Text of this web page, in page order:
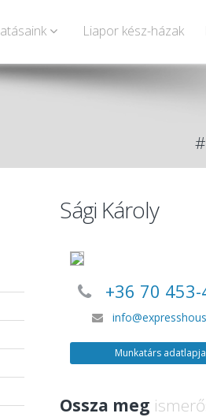
Liapor kész-házak
Sági Károly
+36 70
Munkatárs adatlapja
Ossza meg